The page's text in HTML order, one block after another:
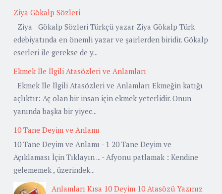
Ziya Gökalp Sözleri
Ziya Gökalp Sözleri Türkçü yazar Ziya Gökalp Türk
edebiyatında en önemli yazar ve şairlerden biridir. Gökalp
eserleri ile gerekse de y...
Ekmek İle İlgili Atasözleri ve Anlamları
Ekmek İle İlgili Atasözleri ve Anlamları Ekmeğin katığı
açlıktır: Aç olan bir insan için ekmek yeterlidir. Onun
yanında başka bir yiyec...
10 Tane Deyim ve Anlamı
10 Tane Deyim ve Anlamı - 1 20 Tane Deyim ve
Açıklaması İçin Tıklayın ... - Afyonu patlamak : Kendine
gelememek , üzerindek...
Anlamları Kısa 10 Deyim 10 Atasözü Yazınız